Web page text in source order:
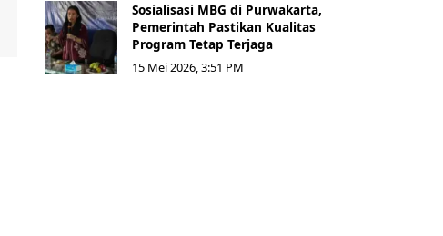
Sosialisasi MBG di Purwakarta,
Pemerintah Pastikan Kualitas
Program Tetap Terjaga
15 Mei 2026, 3:51 PM